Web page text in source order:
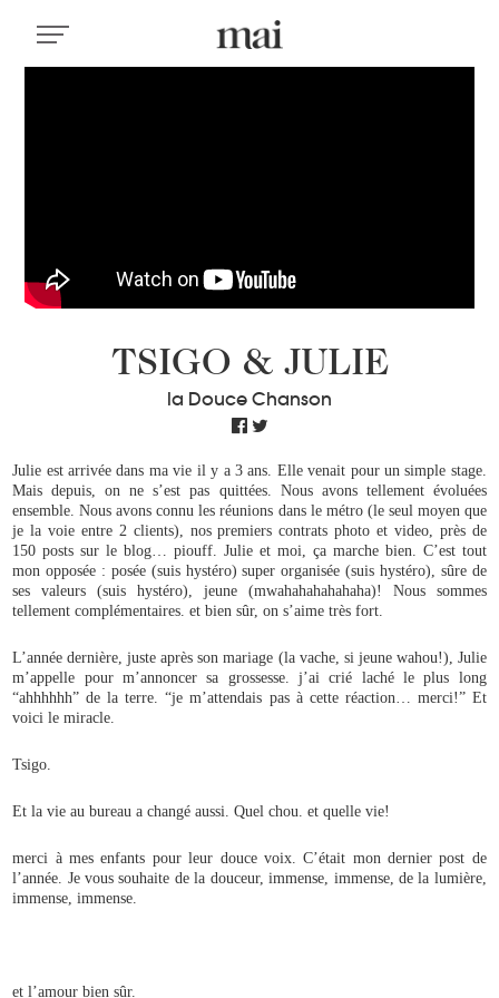
TSIGO & JULIE
la Douce Chanson
Julie est arrivée dans ma vie il y a 3 ans. Elle venait pour un simple stage.
Mais depuis, on ne s’est pas quittées. Nous avons tellement évoluées
ensemble. Nous avons connu les réunions dans le métro (le seul moyen que
je la voie entre 2 clients), nos premiers contrats photo et video, près de
150 posts sur le blog… piouff. Julie et moi, ça marche bien. C’est tout
mon opposée : posée (suis hystéro) super organisée (suis hystéro), sûre de
ses valeurs (suis hystéro), jeune (mwahahahahahaha)! Nous sommes
tellement complémentaires. et bien sûr, on s’aime très fort.
L’année dernière, juste après son mariage (la vache, si jeune wahou!), Julie
m’appelle pour m’annoncer sa grossesse. j’ai crié laché le plus long
“ahhhhhh” de la terre. “je m’attendais pas à cette réaction… merci!” Et
voici le miracle.
Tsigo.
Et la vie au bureau a changé aussi. Quel chou. et quelle vie!
merci à mes enfants pour leur douce voix. C’était mon dernier post de
l’année. Je vous souhaite de la douceur, immense, immense, de la lumière,
immense, immense.
et l’amour bien sûr.